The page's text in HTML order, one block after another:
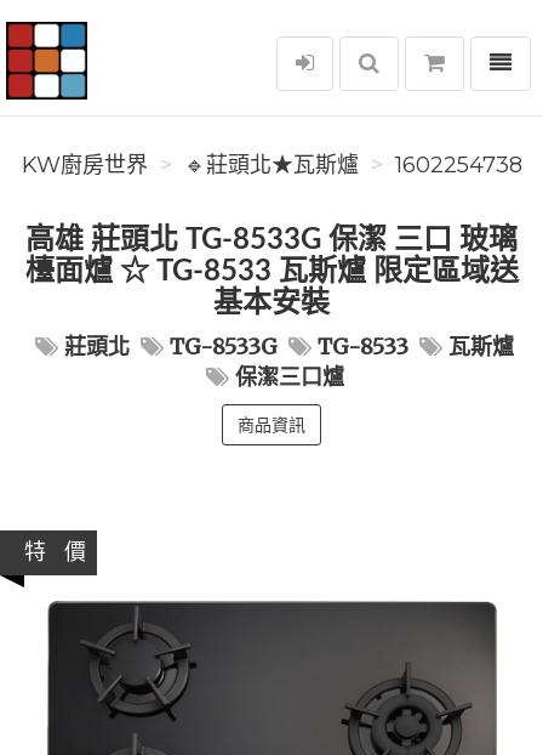
KW廚房世界
選單
KW廚房世界 🔹莊頭北★瓦斯爐 1602254738
高雄 莊頭北 TG-8533G 保潔 三口 玻璃
檯面爐 ☆ TG-8533 瓦斯爐 限定區域送
基本安裝
莊頭北 TG-8533G TG-8533
瓦斯爐
保潔三口爐
商品資訊
特 價